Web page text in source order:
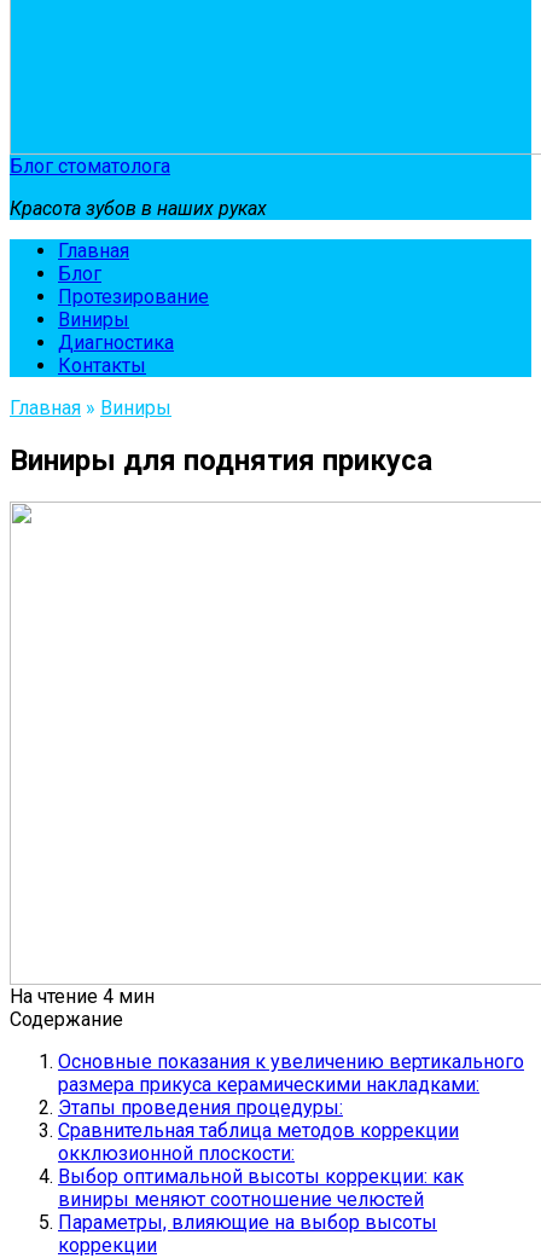
Блог стоматолога
Красота зубов в наших руках
Главная
Блог
Протезирование
Виниры
Диагностика
Контакты
Главная » Виниры
Виниры для поднятия прикуса
На чтение 4 мин
Содержание
Основные показания к увеличению вертикального
размера прикуса керамическими накладками:
Этапы проведения процедуры:
Сравнительная таблица методов коррекции
окклюзионной плоскости:
Выбор оптимальной высоты коррекции: как
виниры меняют соотношение челюстей
Параметры, влияющие на выбор высоты
коррекции